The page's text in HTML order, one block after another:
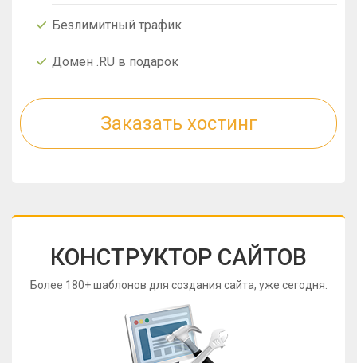
Безлимитный трафик
Домен .RU в подарок
Заказать хостинг
КОНСТРУКТОР САЙТОВ
Более 180+ шаблонов для создания сайта, уже сегодня.